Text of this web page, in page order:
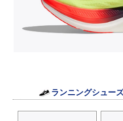
ランニングシュー